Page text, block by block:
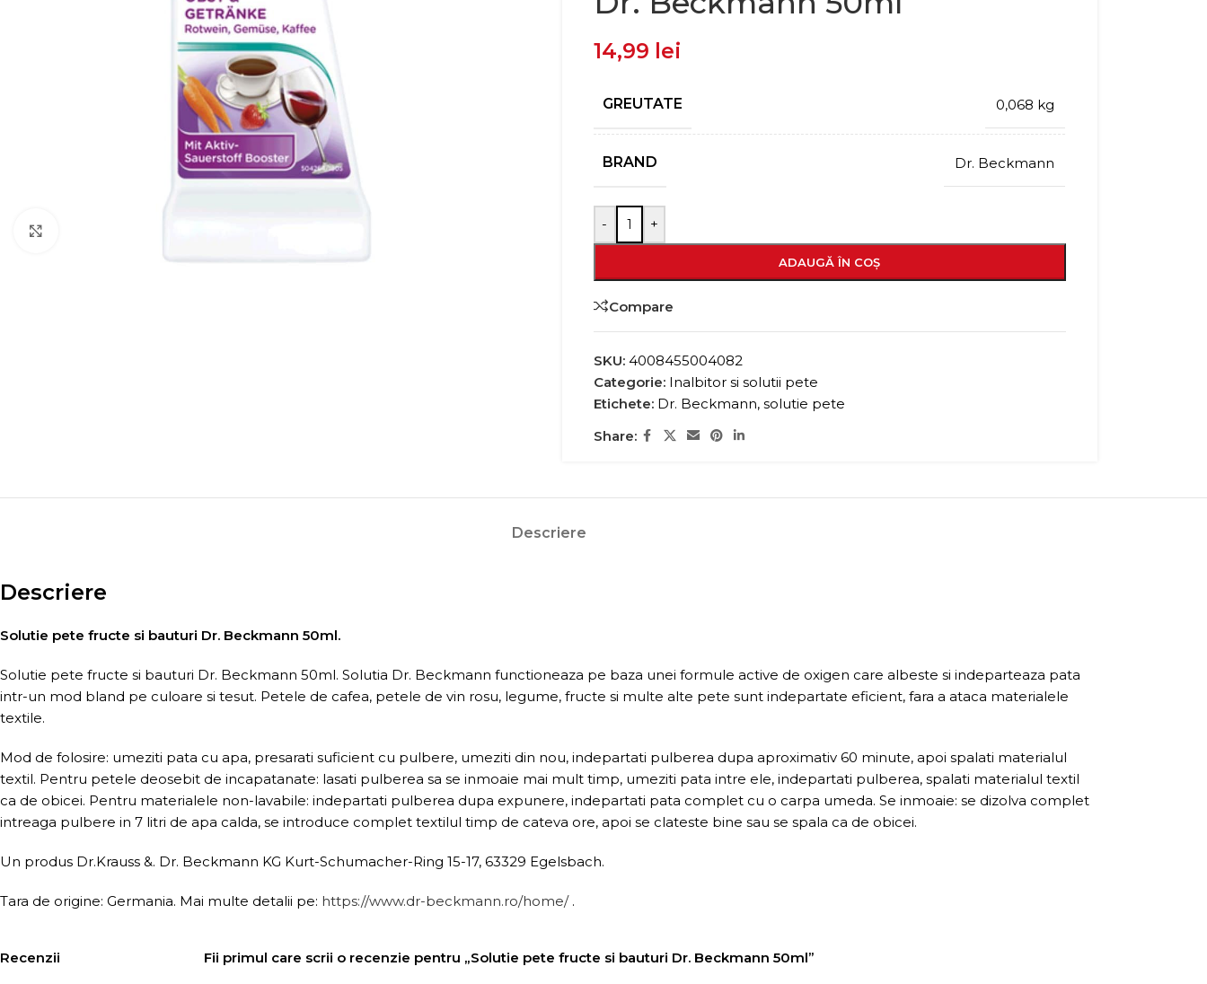
14,99 lei
GREUTATE 0,068 kg
BRAND Dr. Beckmann
- +
ADAUGĂ ÎN COȘ
Compare
SKU: 4008455004082
Categorie: Inalbitor si solutii pete
Etichete: Dr. Beckmann, solutie pete
Share:
Descriere
Descriere
Solutie pete fructe si bauturi Dr. Beckmann 50ml.
Solutie pete fructe si bauturi Dr. Beckmann 50ml. Solutia Dr. Beckmann functioneaza pe baza unei formule active de oxigen care albeste si indeparteaza pata
intr-un mod bland pe culoare si tesut. Petele de cafea, petele de vin rosu, legume, fructe si multe alte pete sunt indepartate eficient, fara a ataca materialele
textile.
Mod de folosire: umeziti pata cu apa, presarati suficient cu pulbere, umeziti din nou, indepartati pulberea dupa aproximativ 60 minute, apoi spalati materialul
textil. Pentru petele deosebit de incapatanate: lasati pulberea sa se inmoaie mai mult timp, umeziti pata intre ele, indepartati pulberea, spalati materialul textil
ca de obicei. Pentru materialele non-lavabile: indepartati pulberea dupa expunere, indepartati pata complet cu o carpa umeda. Se inmoaie: se dizolva complet
intreaga pulbere in 7 litri de apa calda, se introduce complet textilul timp de cateva ore, apoi se clateste bine sau se spala ca de obicei.
Un produs Dr.Krauss &. Dr. Beckmann KG Kurt-Schumacher-Ring 15-17, 63329 Egelsbach.
Tara de origine: Germania. Mai multe detalii pe: https://www.dr-beckmann.ro/home/.
Recenzii Fii primul care scrii o recenzie pentru „Solutie pete fructe si bauturi Dr. Beckmann 50ml”